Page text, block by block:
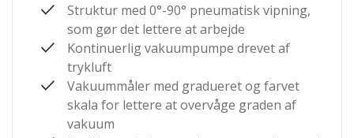
Struktur med 0°-90° pneumatisk vipning,
som gør det lettere at arbejde
Kontinuerlig vakuumpumpe drevet af
trykluft
Vakuummåler med gradueret og farvet
skala for lettere at overvåge graden af ​​
vakuum